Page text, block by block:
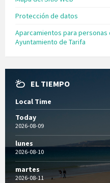
Protección de datos
Aparcamientos para personas
Ayuntamiento de Tarifa
EL TIEMPO
Local Time
Today
2026-08-09
lunes
2026-08-10
martes
2026-08-11